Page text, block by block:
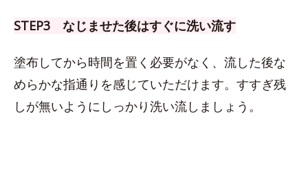
STEP3 なじませた後はすぐに洗い流す
塗布してから時間を置く必要がなく、流した後な
めらかな指通りを感じていただけます。すすぎ残
しが無いようにしっかり洗い流しましょう。